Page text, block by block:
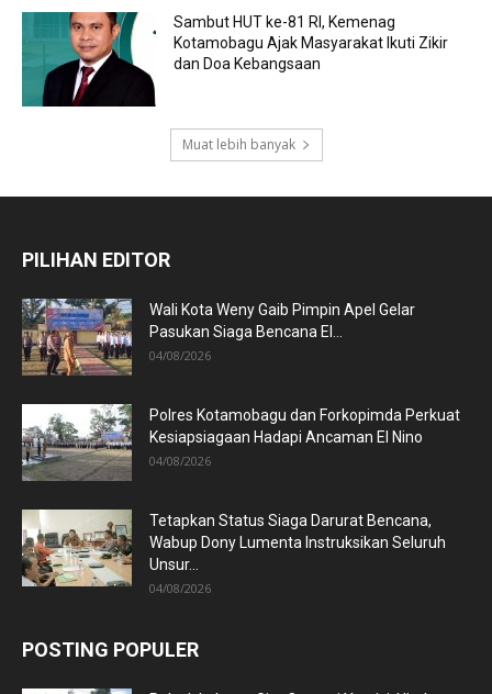
Sambut HUT ke-81 RI, Kemenag
Kotamobagu Ajak Masyarakat Ikuti Zikir
dan Doa Kebangsaan
Muat lebih banyak
PILIHAN EDITOR
Wali Kota Weny Gaib Pimpin Apel Gelar
Pasukan Siaga Bencana El...
04/08/2026
Polres Kotamobagu dan Forkopimda Perkuat
Kesiapsiagaan Hadapi Ancaman El Nino
04/08/2026
Tetapkan Status Siaga Darurat Bencana,
Wabup Dony Lumenta Instruksikan Seluruh
Unsur...
04/08/2026
POSTING POPULER